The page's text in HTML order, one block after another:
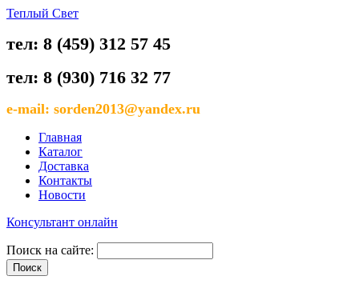
Теплый Свет
тел: 8 (459) 312 57 45
тел: 8 (930) 716 32 77
e-mail: sorden2013@yandex.ru
Главная
Каталог
Доставка
Контакты
Новости
Консультант онлайн
Поиск на сайте: